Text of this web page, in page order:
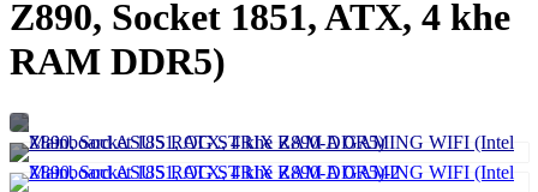
Z890, Socket 1851, ATX, 4 khe
RAM DDR5)